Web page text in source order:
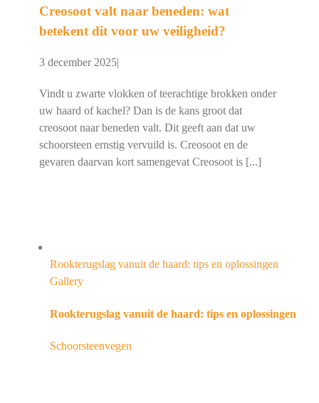
Creosoot valt naar beneden: wat
betekent dit voor uw veiligheid?
3 december 2025|
Vindt u zwarte vlokken of teerachtige brokken onder
uw haard of kachel? Dan is de kans groot dat
creosoot naar beneden valt. Dit geeft aan dat uw
schoorsteen ernstig vervuild is. Creosoot en de
gevaren daarvan kort samengevat Creosoot is [...]
Rookterugslag vanuit de haard: tips en oplossingen
Gallery
Rookterugslag vanuit de haard: tips en oplossingen
Schoorsteenvegen